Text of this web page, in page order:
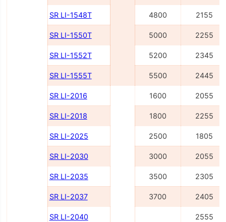
SR LI-1548Т 4800 2155
SR LI-1550Т 5000 2255
SR LI-1552Т 5200 2345
SR LI-1555Т 5500 2445
SR LI-2016 1600 2055
SR LI-2018 1800 2255
SR LI-2025 2500 1805
SR LI-2030 3000 2055
SR LI-2035 3500 2305
SR LI-2037 3700 2405
SR LI-2040
2555